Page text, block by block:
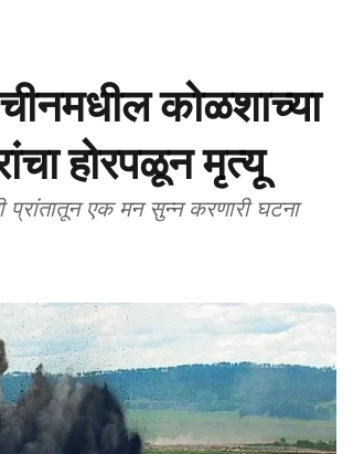
कोळशाच्या
होरपळून मृत्यू
एक मन सुन्न करणारी घटना